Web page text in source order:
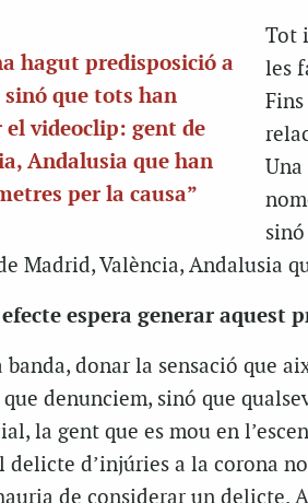
hagut predisposició a
que tots han
videoclip: gent de
Andalusia que han
per la causa”
Tot
les
Una
Madrid, València, Andalusia
espera generar aquest
banda, donar la sensació que
que denunciem, sinó que
la gent que es mou en
delicte d’injúries a la corona
de considerar un delicte.